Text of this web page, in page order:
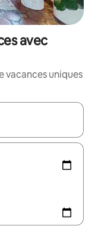
avec
vacances uniques
les flèches vers le